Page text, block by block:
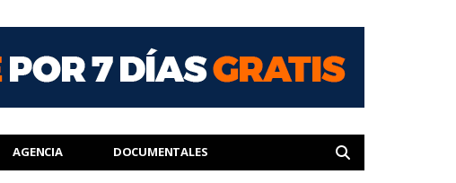
AGENCIA DOCUMENTALES